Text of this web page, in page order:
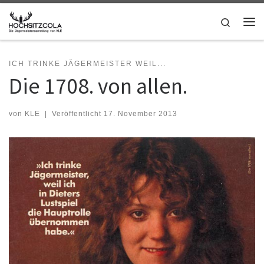
Zum Inhalt springen
Search
ICH TRINKE JÄGERMEISTER WEIL...
Die 1708. von allen.
von KLE Veröffentlicht 17. November 2013